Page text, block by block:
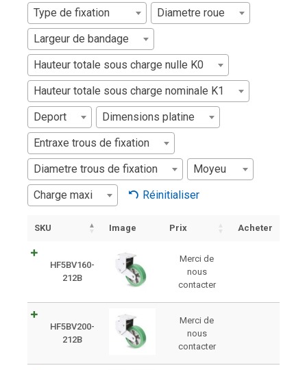
Type de fixation
Diametre roue
Largeur de bandage
Hauteur totale sous charge nulle K0
Hauteur totale sous charge nominale K1
Deport
Dimensions platine
Entraxe trous de fixation
Diametre trous de fixation
Moyeu
Charge maxi
Réinitialiser
SKU Image Prix Acheter
HF5BV160-
212B
Merci de
nous
contacter
HF5BV200-
212B
Merci de
nous
contacter